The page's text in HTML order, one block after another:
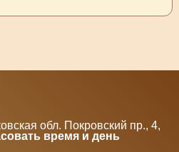
обл. Покровский пр., 4,
время и день